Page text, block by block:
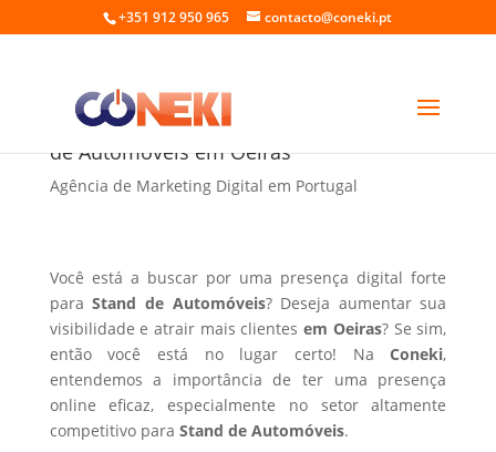
+351 912 950 965 contacto@coneki.pt
Agência de marketing digital para Stand
de Automóveis em Oeiras
Agência de Marketing Digital em Portugal
Você está a buscar por uma presença digital forte
paraStand de Automóveis? Deseja aumentar sua
visibilidade e atrair mais clientesem Oeiras? Se sim,
então você está no lugar certo! NaConeki,
entendemos a importância de ter uma presença
online eficaz, especialmente no setor altamente
competitivo para Stand de Automóveis.